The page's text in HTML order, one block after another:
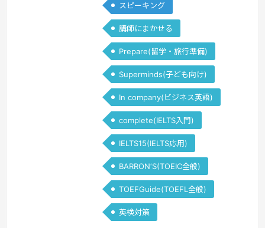
スピーキング
講師にまかせる
Prepare(留学・旅行準備)
Superminds(子ども向け)
In company(ビジネス英語)
complete(IELTS入門)
IELTS15(IELTS応用)
BARRON‘S(TOEIC全般)
TOEFGuide(TOEFL全般)
英検対策